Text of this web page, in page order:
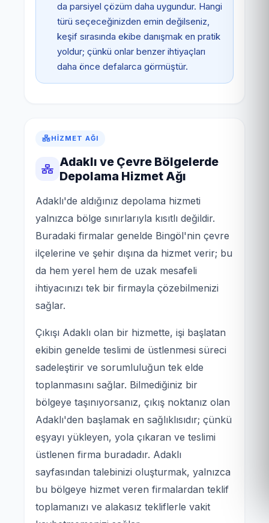
da parsiyel çözüm daha uygundur. Hangi
türü seçeceğinizden emin değilseniz,
keşif sırasında ekibe danışmak en pratik
yoldur; çünkü onlar benzer ihtiyaçları
daha önce defalarca görmüştür.
HIZMET AĞI
Adaklı ve Çevre Bölgelerde
Depolama Hizmet Ağı
Adaklı'de aldığınız depolama hizmeti
yalnızca bölge sınırlarıyla kısıtlı değildir.
Buradaki firmalar genelde Bingöl'nin çevre
ilçelerine ve şehir dışına da hizmet verir; bu
da hem yerel hem de uzak mesafeli
ihtiyacınızı tek bir firmayla çözebilmenizi
sağlar.
Çıkışı Adaklı olan bir hizmette, işi başlatan
ekibin genelde teslimi de üstlenmesi süreci
sadeleştirir ve sorumluluğun tek elde
toplanmasını sağlar. Bilmediğiniz bir
bölgeye taşınıyorsanız, çıkış noktanız olan
Adaklı'den başlamak en sağlıklısıdır; çünkü
eşyayı yükleyen, yola çıkaran ve teslimi
üstlenen firma buradadır. Adaklı
sayfasından talebinizi oluşturmak, yalnızca
bu bölgeye hizmet veren firmalardan teklif
toplamanızı ve alakasız tekliflerle vakit